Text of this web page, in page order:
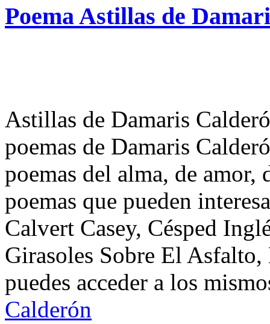
Poema Astillas de
Astillas de Damaris
poemas de Damaris
poemas del alma, de
poemas que pueden
Calvert Casey, Césped
Girasoles Sobre El
puedes acceder a los
Calderón